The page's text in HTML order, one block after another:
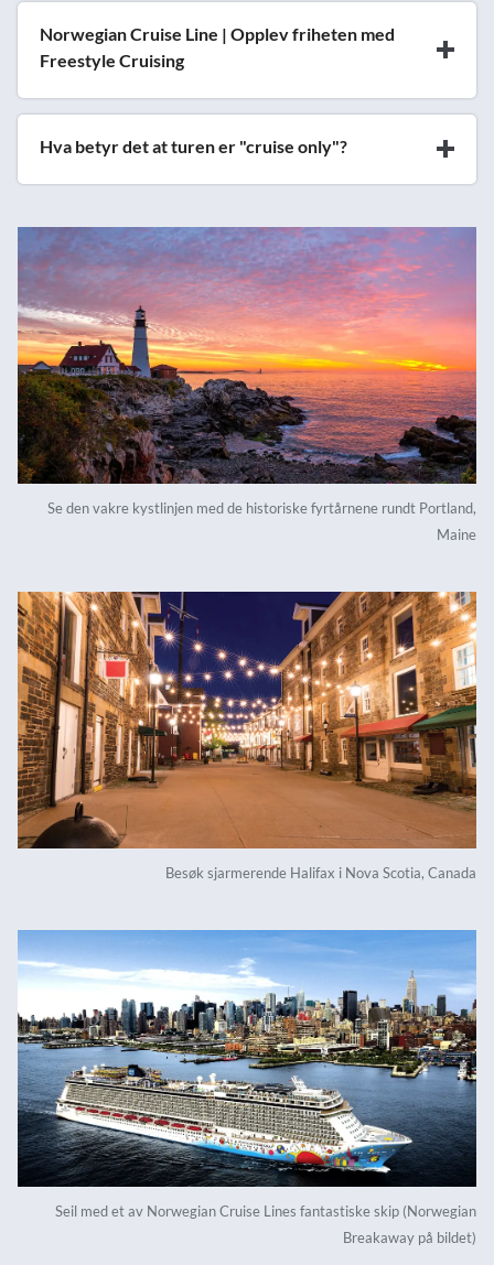
Norwegian Cruise Line | Opplev friheten med
Freestyle Cruising
Hva betyr det at turen er "cruise only"?
Se den vakre kystlinjen med de historiske fyrtårnene rundt Portland,
Maine
Besøk sjarmerende Halifax i Nova Scotia, Canada
Seil med et av Norwegian Cruise Lines fantastiske skip (Norwegian
Breakaway på bildet)